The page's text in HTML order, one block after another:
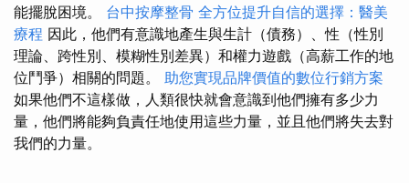
能擺脫困境。 台中按摩整骨 全方位提升自信的選擇：醫美
療程 因此，他們有意識地產生與生計（債務）、性（性別
理論、跨性別、模糊性別差異）和權力遊戲（高薪工作的地
位鬥爭）相關的問題。 助您實現品牌價值的數位行銷方案
如果他們不這樣做，人類很快就會意識到他們擁有多少力
量，他們將能夠負責任地使用這些力量，並且他們將失去對
我們的力量。